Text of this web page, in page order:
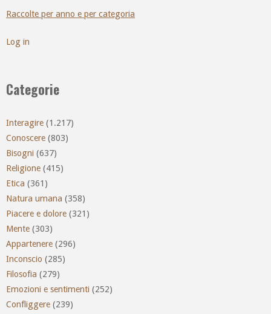
Raccolte per anno e per categoria
Log in
Categorie
Interagire (1.217)
Conoscere (803)
Bisogni (637)
Religione (415)
Etica (361)
Natura umana (358)
Piacere e dolore (321)
Mente (303)
Appartenere (296)
Inconscio (285)
Filosofia (279)
Emozioni e sentimenti (252)
Confliggere (239)